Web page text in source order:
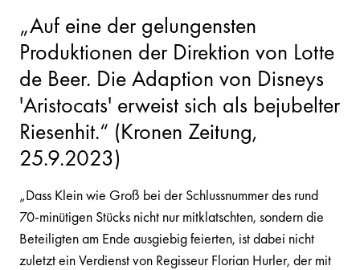
„Auf eine der gelungensten
Produktionen der Direktion von Lotte
de Beer. Die Adaption von Disneys
'Aristocats' erweist sich als bejubelter
Riesenhit.“ (Kronen Zeitung,
25.9.2023)
„Dass Klein wie Groß bei der Schlussnummer des rund
70-minütigen Stücks nicht nur mitklatschten, sondern die
Beteiligten am Ende ausgiebig feierten, ist dabei nicht
zuletzt ein Verdienst von Regisseur Florian Hurler, der mit